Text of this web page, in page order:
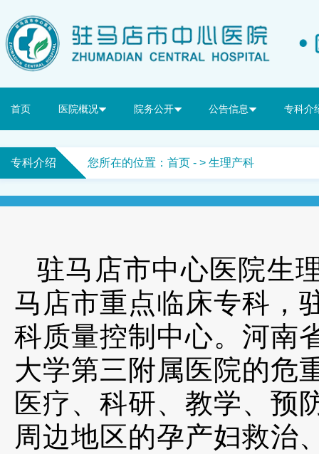
首页 医院概况 院务公开 公告信息 专科介
专科介绍 您所在的位置： 首页 - > 生理产科
驻马店市中心医院生
马店市重点临床专科，
科质量控制中心。河南
大学第三附属医院的危
医疗、科研、教学、预
周边地区的孕产妇救治